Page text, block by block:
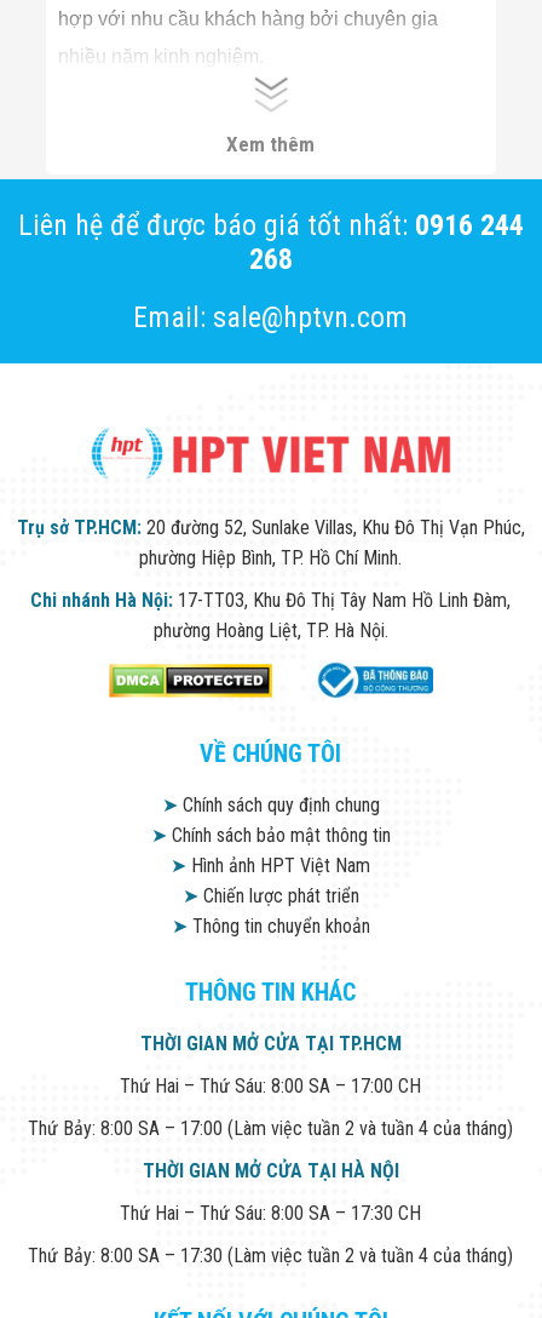
hợp với nhu cầu khách hàng bởi chuyên gia
nhiều năm kinh nghiệm.
✔️ Thường xuyên cập nhật thông tin về sản phẩm
Xem thêm
Liên hệ để được báo giá tốt nhất: 0916 244
268
Email: sale@hptvn.com
Trụ sở TP.HCM: 20 đường 52, Sunlake Villas, Khu Đô Thị Vạn Phúc,
phường Hiệp Bình, TP. Hồ Chí Minh.
Chi nhánh Hà Nội: 17-TT03, Khu Đô Thị Tây Nam Hồ Linh Đàm,
phường Hoàng Liệt, TP. Hà Nội.
VỀ CHÚNG TÔI
➤Chính sách quy định chung
➤Chính sách bảo mật thông tin
➤ Hình ảnh HPT Việt Nam
➤Chiến lược phát triển
➤Thông tin chuyển khoản
THÔNG TIN KHÁC
THỜI GIAN MỞ CỬA TẠI TP.HCM
Thứ Hai – Thứ Sáu: 8:00 SA – 17:00 CH
Thứ Bảy: 8:00 SA – 17:00 (Làm việc tuần 2 và tuần 4 của tháng)
THỜI GIAN MỞ CỬA TẠI HÀ NỘI
Thứ Hai – Thứ Sáu: 8:00 SA – 17:30 CH
Thứ Bảy: 8:00 SA – 17:30 (Làm việc tuần 2 và tuần 4 của tháng)